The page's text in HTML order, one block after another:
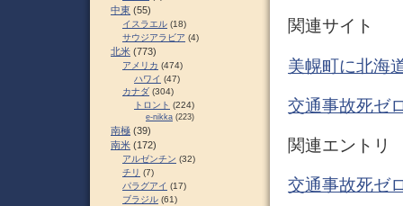
関連サイト
美幌町に北海
交通事故死ゼ
関連エントリ
交通事故死ゼ
中東 (55)
イスラエル (18)
サウジアラビア (4)
北米 (773)
アメリカ (474)
ハワイ (47)
カナダ (304)
トロント (224)
e-nikka (223)
南極 (39)
南米 (172)
アルゼンチン (32)
チリ (7)
パラグアイ (17)
ブラジル (61)